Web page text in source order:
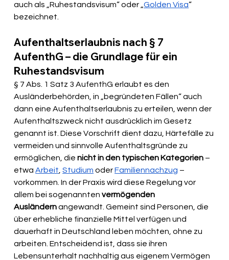
auch als „Ruhestandsvisum“ oder „Golden Visa“
bezeichnet.
Aufenthaltserlaubnis nach § 7
AufenthG – die Grundlage für ein
Ruhestandsvisum
§ 7 Abs. 1 Satz 3 AufenthG erlaubt es den
Ausländerbehörden, in „begründeten Fällen“ auch
dann eine Aufenthaltserlaubnis zu erteilen, wenn der
Aufenthaltszweck nicht ausdrücklich im Gesetz
genannt ist. Diese Vorschrift dient dazu, Härtefälle zu
vermeiden und sinnvolle Aufenthaltsgründe zu
ermöglichen, die nicht in den typischen Kategorien –
etwa Arbeit , Studium oder Familiennachzug –
vorkommen. In der Praxis wird diese Regelung vor
allem bei sogenannten vermögenden
Ausländern angewandt. Gemeint sind Personen, die
über erhebliche finanzielle Mittel verfügen und
dauerhaft in Deutschland leben möchten, ohne zu
arbeiten. Entscheidend ist, dass sie ihren
Lebensunterhalt nachhaltig aus eigenem Vermögen